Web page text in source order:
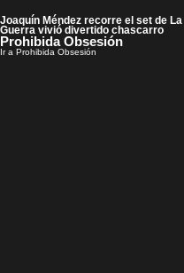
Joaquín Méndez recorre el set de
Guerra vivió divertido chascarro
Prohibida Obsesión
Ir a Prohibida Obsesión